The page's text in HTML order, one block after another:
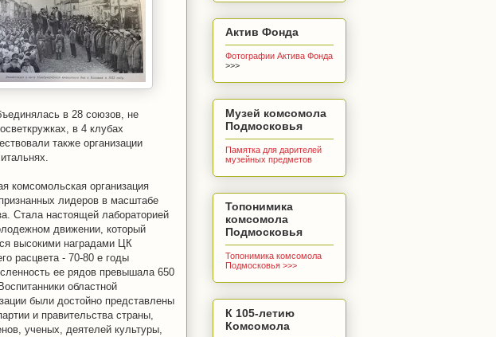
в 28 союзов, не
в 4 клубах
также организации
комсомольская организация
лидеров в масштабе
Стала настоящей лабораторией
движении, который
высокими наградами ЦК
расцвета - 70-80 е годы
ее рядов превышала 650
областной
были достойно представлены
и правительства страны,
ученых, деятелей культуры,
Актив Фонда
Фотографии Актива Фонда
>>>
Музей комсомола
Подмосковья
Памятка для дарителей
музейных предметов
Топонимика
комсомола
Подмосковья
Топонимика комсомола
Подмосковья >>>
К 105-летию
Комсомола